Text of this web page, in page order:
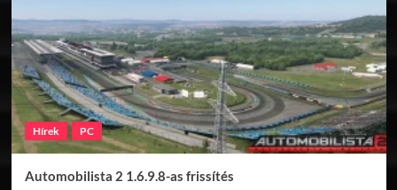
Hírek PC
Automobilista 2 1.6.9.8-as frissítés